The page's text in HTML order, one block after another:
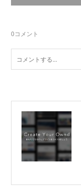
0コメント